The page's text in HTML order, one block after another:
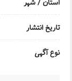
استان / شهر
تاریخ انتشار
نوع آگهی